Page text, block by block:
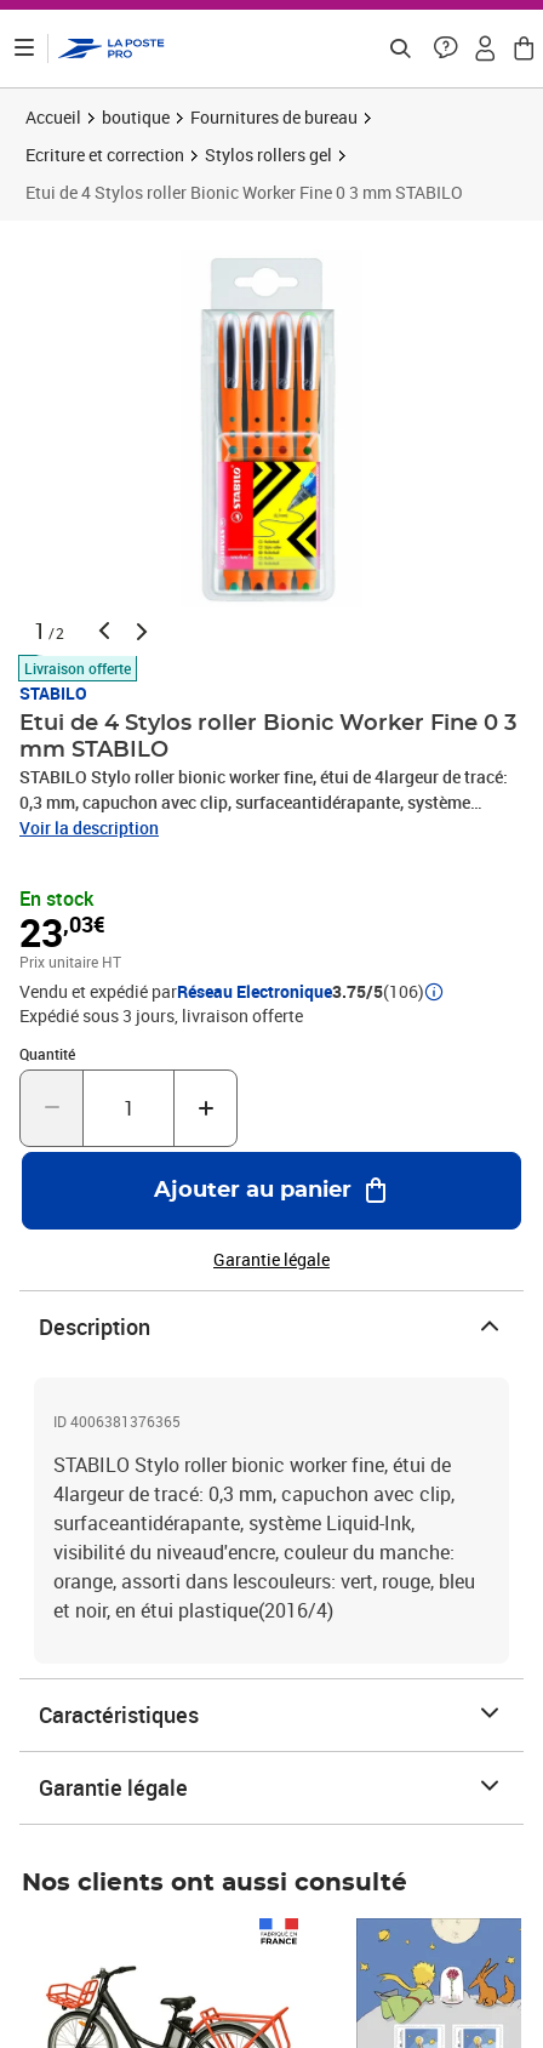
Accueil boutique
Fournitures de bureau
Ecriture et correction
Stylos rollers gel
Etui de 4 Stylos roller Bionic Worker Fine 0 3 mm STABILO
1 /2
Livraison offerte
STABILO
Etui de 4 Stylos roller Bionic Worker Fine 0 3
mm STABILO
STABILO Stylo roller bionic worker fine, étui de 4largeur de tracé:
0,3 mm, capuchon avec clip, surfaceantidérapante, système
Liquid-Ink, visibilité du niveaud'encre, couleur du manche: orange,
Voir la description
En stock
23,03€
Prix unitaire HT
Vendu et expédié parRéseau Electronique3.75/5(106)
Expédié sous 3 jours livraison offerte
Quantité
Quantité : 1
Ajouter au panier
Garantie légale
Description
ID 4006381376365
STABILO Stylo roller bionic worker fine, étui de
4largeur de tracé: 0,3 mm, capuchon avec clip,
surfaceantidérapante, système Liquid-Ink,
visibilité du niveaud'encre, couleur du manche:
orange, assorti dans lescouleurs: vert, rouge, bleu
et noir, en étui plastique(2016/4)
Caractéristiques
Garantie légale
Nos clients ont aussi consulté
Prix 6,25€ HT